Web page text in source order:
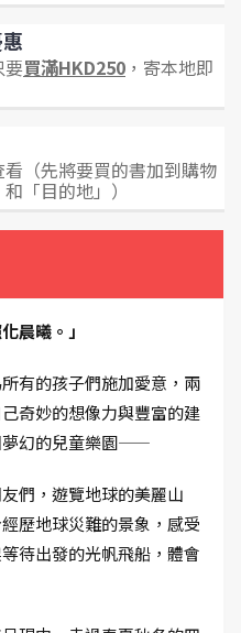
要買滿HKD250 ，寄本地即
（先將要買的書加到購物
「目的地」）
晨曦。」
有的孩子們施加愛意，兩
奇妙的想像力與豐富的建
夢幻的兒童樂園——
們，遊覽地球的美麗山
歷地球災難的景象，感受
待出發的光帆飛船，體會